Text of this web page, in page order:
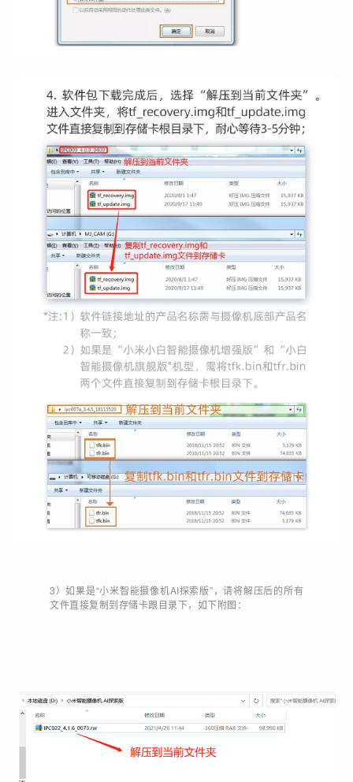
3）如果是“小米智能摄像机AI探索版”，请将解压后的所有
文件直接复制到存储卡跟目录下，如下附图：